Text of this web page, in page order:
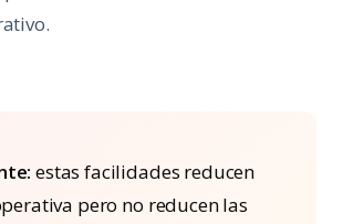
estas facilidades reducen
pero no reducen las